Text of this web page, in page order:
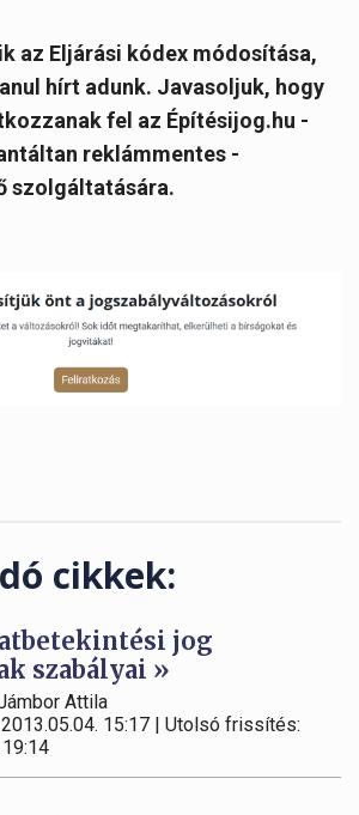
az Eljárási kódex módosítása,
hírt adunk. Javasoljuk, hogy
fel az Építésijog.hu -
reklámmentes -
szolgáltatására.
cikkek:
jog
szabályai »
Attila
15:17 | Utolsó frissítés: